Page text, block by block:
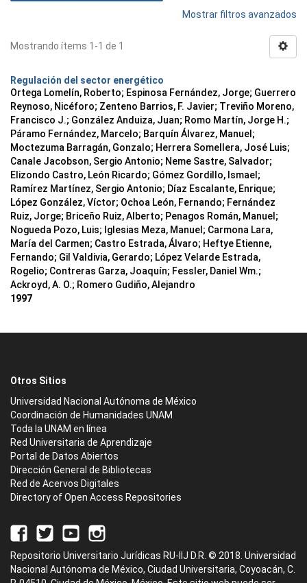
Mostrar filtros avanzados
Mostrando ítems 1-1 de 1
Regulación del sector energético
Ortega Lomelín, Roberto; Espinosa Fernández, Jorge; Guerrero
Reynoso, Nicéforo; Zenteno Barrios, F. Javier; Treviño Moreno,
Francisco J.; González Anduiza, Juan; Romo Martín, Jorge H.;
Páramo Fernández, Marcelo; Barquín Álvarez, Manuel;
Moctezuma Barragán, Gonzalo; Herrera Somellera, José Luis;
Canale Jacobson, Sergio Antonio; Neme Sastre, Salvador;
Elizondo Castro, León Ricardo; Gómez Gordillo, Ismael;
Ramírez Martínez, Sergio Antonio; Díaz Escalante, Enrique;
López González, Víctor; Ochoa León, Fernando; Fernández
Ruiz, Jorge; Briceño Ruiz, Alberto; Penagos Román, Manuel;
Nogueda Pozo, Luis; Iglesias Meza, Manuel; Carmona Lara,
María del Carmen; Castro Estrada, Álvaro; Heftye Etienne,
Fernando; Gil Valdivia, Gerardo; López Velarde Estrada,
Rogelio; Contreras Garza, Joaquín; Fessler, Daniel Wm.;
Ackroyd, A. O.; Romero Gudiño, Alejandro
1997
Otros Sitios
Universidad Nacional Autónoma de México
Coordinación de Humanidades UNAM
Toda la UNAM en línea
Red Universitaria de Aprendizaje
Portal de Datos Abiertos
Dirección General de Bibliotecas
Red de Acervos Digitales
Directory of Open Access Repositories
Repositorio Universitario Jurídicas RU-IIJ D.R. © 2018. Universidad
Nacional Autónoma de México, Ciudad Universitaria, Coyoacán, C.